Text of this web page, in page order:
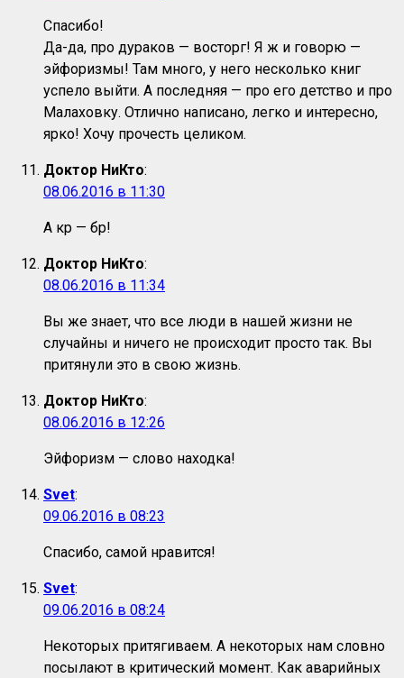
Спасибо!
Да-да, про дураков — восторг! Я ж и говорю —
эйфоризмы! Там много, у него несколько книг
успело выйти. А последняя — про его детство и про
Малаховку. Отлично написано, легко и интересно,
ярко! Хочу прочесть целиком.
Доктор НиКто:
08.06.2016 в 11:30
А кр — бр!
Доктор НиКто:
08.06.2016 в 11:34
Вы же знает, что все люди в нашей жизни не
случайны и ничего не происходит просто так. Вы
притянули это в свою жизнь.
Доктор НиКто:
08.06.2016 в 12:26
Эйфоризм — слово находка!
Svet:
09.06.2016 в 08:23
Спасибо, самой нравится!
Svet:
09.06.2016 в 08:24
Некоторых притягиваем. А некоторых нам словно
посылают в критический момент. Как аварийных